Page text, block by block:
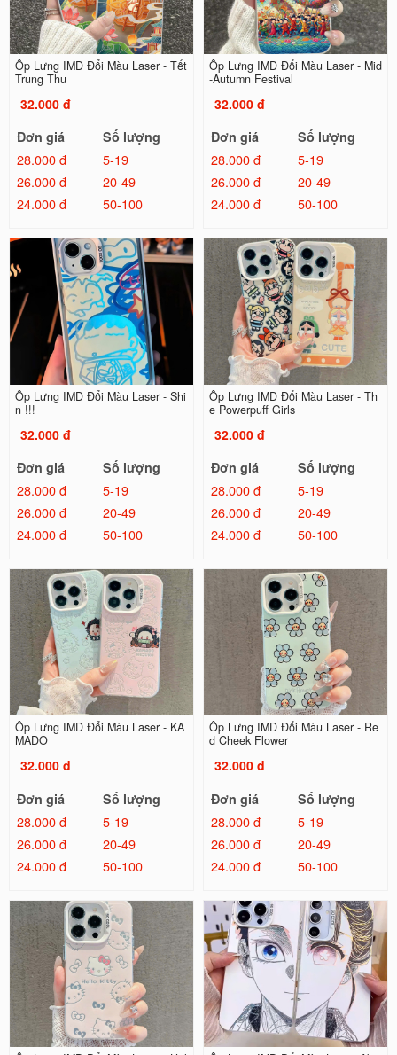
Ốp Lưng IMD Đổi Màu Laser - Tết
Trung Thu
32.000 đ
Đơn giá
Số lượng
28.000 đ
5-19
26.000 đ
20-49
24.000 đ
50-100
Ốp Lưng IMD Đổi Màu Laser - Mid
-Autumn Festival
32.000 đ
Đơn giá
Số lượng
28.000 đ
5-19
26.000 đ
20-49
24.000 đ
50-100
Ốp Lưng IMD Đổi Màu Laser - Shi
n !!!
32.000 đ
Đơn giá
Số lượng
28.000 đ
5-19
26.000 đ
20-49
24.000 đ
50-100
Ốp Lưng IMD Đổi Màu Laser - Th
e Powerpuff Girls
32.000 đ
Đơn giá
Số lượng
28.000 đ
5-19
26.000 đ
20-49
24.000 đ
50-100
Ốp Lưng IMD Đổi Màu Laser - KA
MADO
32.000 đ
Đơn giá
Số lượng
28.000 đ
5-19
26.000 đ
20-49
24.000 đ
50-100
Ốp Lưng IMD Đổi Màu Laser - Re
d Cheek Flower
32.000 đ
Đơn giá
Số lượng
28.000 đ
5-19
26.000 đ
20-49
24.000 đ
50-100